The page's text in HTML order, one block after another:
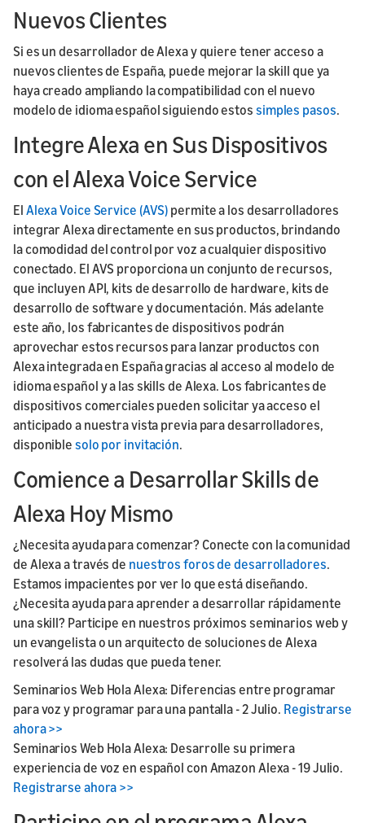
Nuevos Clientes
Si es un desarrollador de Alexa y quiere tener acceso a
nuevos clientes de España, puede mejorar la skill que ya
haya creado ampliando la compatibilidad con el nuevo
modelo de idioma español siguiendo estos simples pasos.
Integre Alexa en Sus Dispositivos
con el Alexa Voice Service
El Alexa Voice Service (AVS) permite a los desarrolladores
integrar Alexa directamente en sus productos, brindando
la comodidad del control por voz a cualquier dispositivo
conectado. El AVS proporciona un conjunto de recursos,
que incluyen API, kits de desarrollo de hardware, kits de
desarrollo de software y documentación. Más adelante
este año, los fabricantes de dispositivos podrán
aprovechar estos recursos para lanzar productos con
Alexa integrada en España gracias al acceso al modelo de
idioma español y a las skills de Alexa. Los fabricantes de
dispositivos comerciales pueden solicitar ya acceso el
anticipado a nuestra vista previa para desarrolladores,
disponible solo por invitación.
Comience a Desarrollar Skills de
Alexa Hoy Mismo
¿Necesita ayuda para comenzar? Conecte con la comunidad
de Alexa a través de nuestros foros de desarrolladores.
Estamos impacientes por ver lo que está diseñando.
¿Necesita ayuda para aprender a desarrollar rápidamente
una skill? Participe en nuestros próximos seminarios web y
un evangelista o un arquitecto de soluciones de Alexa
resolverá las dudas que pueda tener.
Seminarios Web Hola Alexa: Diferencias entre programar
para voz y programar para una pantalla - 2 Julio. Registrarse
ahora >>
Seminarios Web Hola Alexa: Desarrolle su primera
experiencia de voz en español con Amazon Alexa - 19 Julio.
Registrarse ahora >>